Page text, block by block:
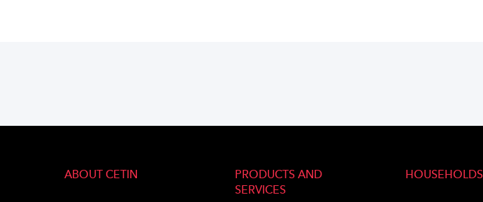
ABOUT CETIN
PRODUCTS AND
SERVICES
HOUSEHOLDS